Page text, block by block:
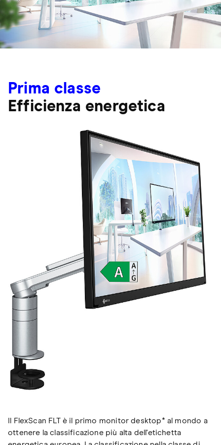
Prima classe
Efficienza energetica
Il FlexScan FLT è il primo monitor desktop* al mondo a
ottenere la classificazione più alta dell'etichetta